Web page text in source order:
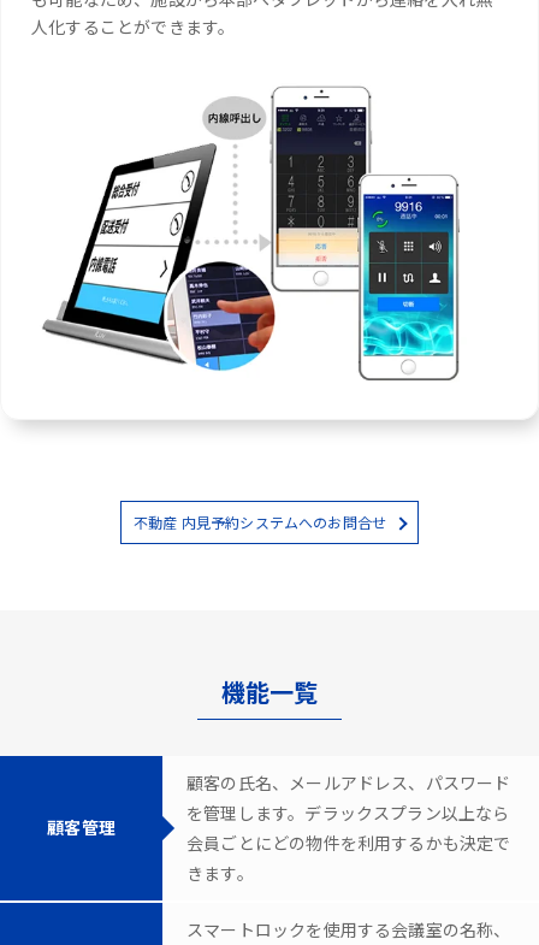
人化することができます。
不動産 内見予約システムへのお問合せ
機能一覧
顧客管理
顧客の氏名、メールアドレス、パスワード
を管理します。デラックスプラン以上なら
会員ごとにどの物件を利用するかも決定で
きます。
スマートロックを使用する会議室の名称、